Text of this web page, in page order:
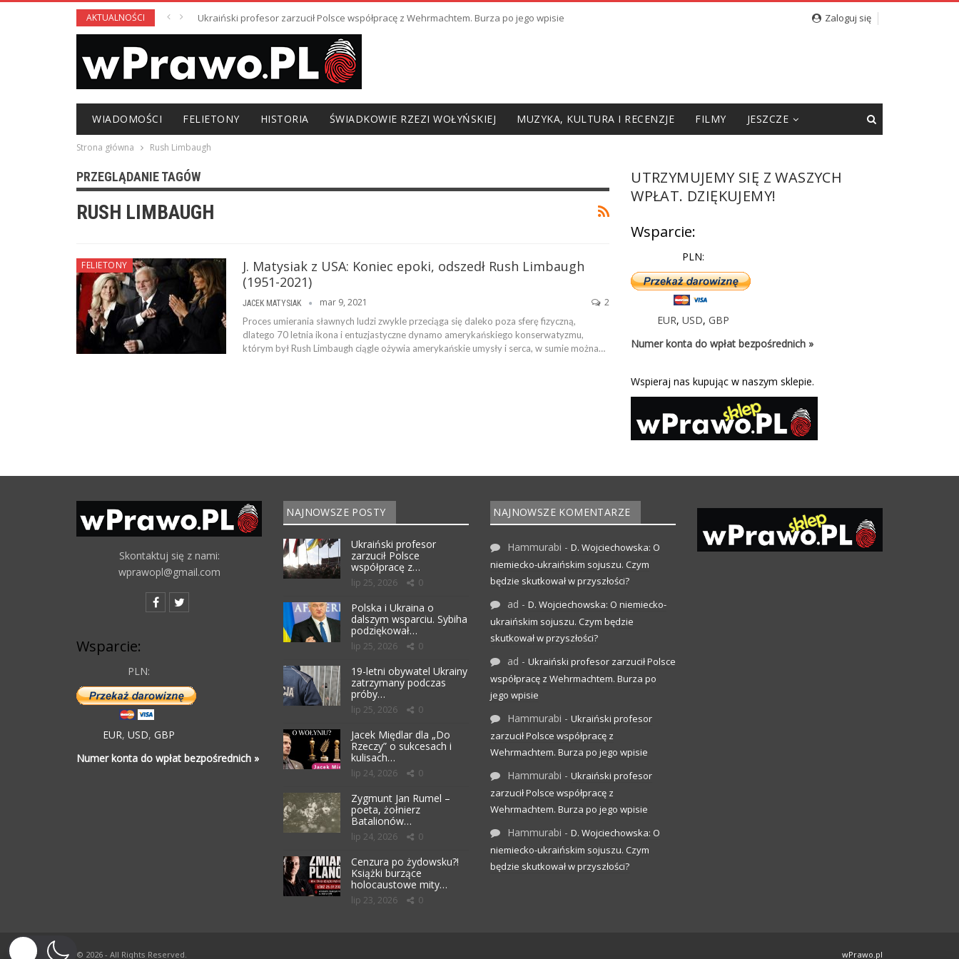
AKTUALNOŚCI Ukraiński profesor zarzucił Polsce współpracę z Wehrmachtem. Burza po jego wpisie Zaloguj się
WIADOMOŚCI FELIETONY HISTORIA ŚWIADKOWIE RZEZI WOŁYŃSKIEJ MUZYKA, KULTURA I RECENZJE FILMY JESZCZE
Strona główna Rush Limbaugh
PRZEGLĄDANIE TAGÓW
RUSH LIMBAUGH
FELIETONY
J. Matysiak z USA: Koniec epoki, odszedł Rush Limbaugh
(1951-2021)
JACEK MATYSIAK mar 9, 2021 2
Proces umierania sławnych ludzi zwykle przeciąga się daleko poza sferę fizyczną,
dlatego 70 letnia ikona i entuzjastyczne dynamo amerykańskiego konserwatyzmu,
którym był Rush Limbaugh ciągle ożywia amerykańskie umysły i serca, w sumie można…
UTRZYMUJEMY SIĘ Z WASZYCH
WPŁAT. DZIĘKUJEMY!
Wsparcie:
PLN:
EUR,USD,GBP
Numer konta do wpłat bezpośrednich »
Wspieraj nas kupując w naszym sklepie.
Skontaktuj się z nami:
wprawopl@gmail.com
Wsparcie:
PLN:
EUR, USD, GBP
Numer konta do wpłat bezpośrednich »
NAJNOWSZE POSTY
Ukraiński profesor
zarzucił Polsce
współpracę z…
lip 25, 2026 0
Polska i Ukraina o
dalszym wsparciu. Sybiha
podziękował…
lip 25, 2026 0
19-letni obywatel Ukrainy
zatrzymany podczas
próby…
lip 25, 2026 0
Jacek Międlar dla „Do
Rzeczy” o sukcesach i
kulisach…
lip 24, 2026 0
Zygmunt Jan Rumel –
poeta, żołnierz
Batalionów…
lip 24, 2026 0
Cenzura po żydowsku?!
Książki burzące
holocaustowe mity…
lip 23, 2026 0
NAJNOWSZE KOMENTARZE
Hammurabi - D. Wojciechowska: O
niemiecko-ukraińskim sojuszu. Czym
będzie skutkował w przyszłości?
ad - D. Wojciechowska: O niemiecko-
ukraińskim sojuszu. Czym będzie
skutkował w przyszłości?
ad - Ukraiński profesor zarzucił Polsce
współpracę z Wehrmachtem. Burza po
jego wpisie
Hammurabi - Ukraiński profesor
zarzucił Polsce współpracę z
Wehrmachtem. Burza po jego wpisie
Hammurabi - Ukraiński profesor
zarzucił Polsce współpracę z
Wehrmachtem. Burza po jego wpisie
Hammurabi - D. Wojciechowska: O
niemiecko-ukraińskim sojuszu. Czym
będzie skutkował w przyszłości?
© 2026 - All Rights Reserved. wPrawo.pl